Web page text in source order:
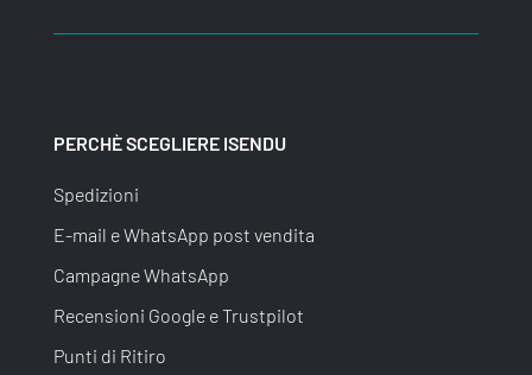
PERCHÈ SCEGLIERE ISENDU
Spedizioni
E-mail e WhatsApp post vendita
Campagne WhatsApp
Recensioni Google e Trustpilot
Punti di Ritiro